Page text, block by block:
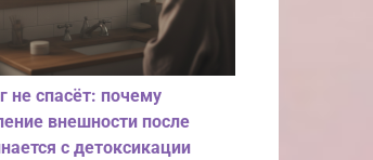
не спасёт: почему
внешности после
с детоксикации